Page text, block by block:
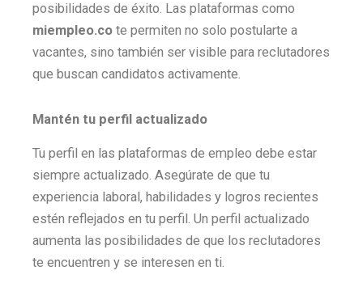
posibilidades de éxito. Las plataformas como
miempleo.co te permiten no solo postularte a
vacantes, sino también ser visible para reclutadores
que buscan candidatos activamente.
Mantén tu perfil actualizado
Tu perfil en las plataformas de empleo debe estar
siempre actualizado. Asegúrate de que tu
experiencia laboral, habilidades y logros recientes
estén reflejados en tu perfil. Un perfil actualizado
aumenta las posibilidades de que los reclutadores
te encuentren y se interesen en ti.